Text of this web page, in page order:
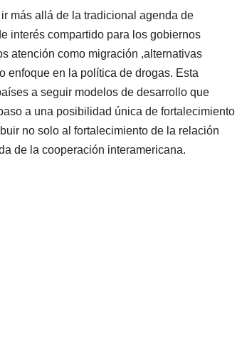
más allá de la tradicional agenda de
interés compartido para los gobiernos
atención como migración ,alternativas
enfoque en la política de drogas. Esta
a seguir modelos de desarrollo que
a una posibilidad única de fortalecimiento
no solo al fortalecimiento de la relación
de la cooperación interamericana.